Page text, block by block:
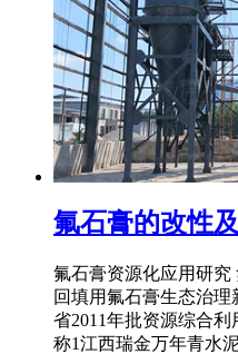
氟石膏的改性
氟石膏资源化应用研究
回填用氟石膏生态治
省2011年批资源综合
称1江西瑞金万年青水